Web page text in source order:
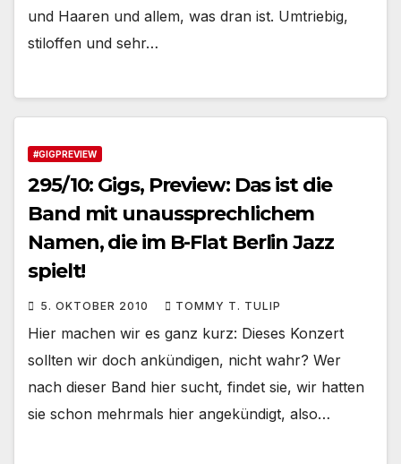
und Haaren und allem, was dran ist. Umtriebig,
stiloffen und sehr…
#GIGPREVIEW
295/10: Gigs, Preview: Das ist die
Band mit unaussprechlichem
Namen, die im B-Flat Berlin Jazz
spielt!
5. OKTOBER 2010 TOMMY T. TULIP
Hier machen wir es ganz kurz: Dieses Konzert
sollten wir doch ankündigen, nicht wahr? Wer
nach dieser Band hier sucht, findet sie, wir hatten
sie schon mehrmals hier angekündigt, also…